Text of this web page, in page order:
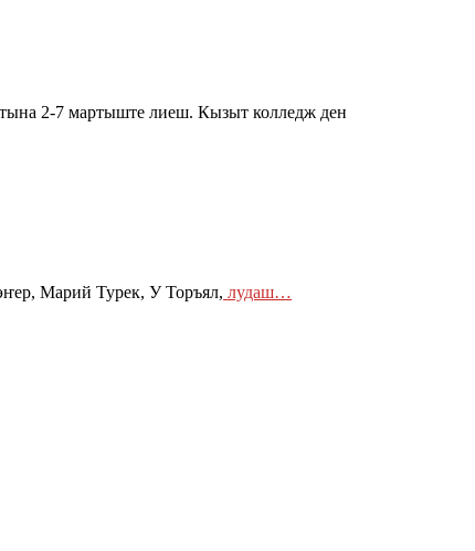
2-7 мартыште лиеш. Кызыт колледж ден
Марий Турек, У Торъял, лудаш…